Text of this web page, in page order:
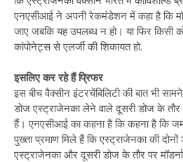
एनएसीआई ने अपनी रेकमंडेशन में कहा है कि
जाए जबकि यह उपलब्ध न हो। या फिर किसी
कांपोनेट्स से एलर्जी की शिकायत हो.
इसलिए कर रहे हैं प्रिफर
इस बीच वैक्सीन इंटरचेंबिलिटी की बात भी
डोज एस्ट्राजेनका लेने वाले दूसरी डोज के तौर
हैं। एनएसीआई का कहना है कि कहना है कि
पुख्ता प्रमाण मिले हैं कि एस्ट्राजेनका की
एस्ट्राजेनका और दूसरी डोज के तौर पर